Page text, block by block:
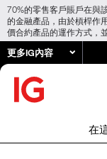
70%的零售客戶賬戶在與
的金融產品，由於槓桿作
價合約產品的運作方式，
更多IG內容
在